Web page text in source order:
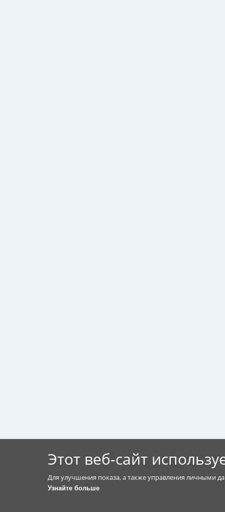
Этот веб-сайт
Для улучшения показа, а также управления личными
Узнайте больше